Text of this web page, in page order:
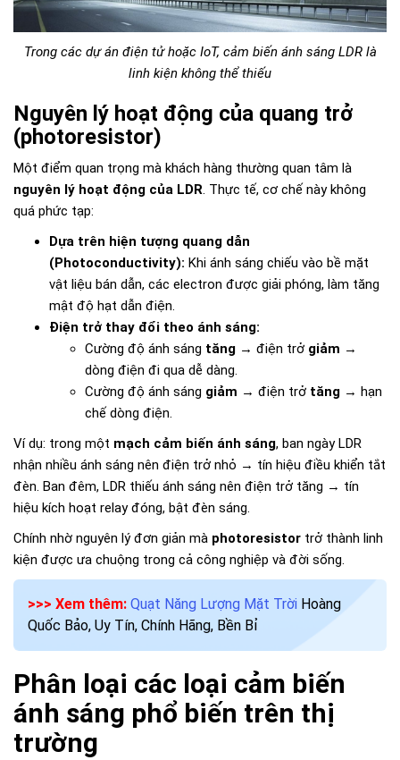
Trong các dự án điện tử hoặc IoT, cảm biến ánh sáng LDR là
linh kiện không thể thiếu
Nguyên lý hoạt động của quang trở
(photoresistor)
Một điểm quan trọng mà khách hàng thường quan tâm là
nguyên lý hoạt động của LDR. Thực tế, cơ chế này không
quá phức tạp:
Dựa trên hiện tượng quang dẫn
(Photoconductivity): Khi ánh sáng chiếu vào bề mặt
vật liệu bán dẫn, các electron được giải phóng, làm tăng
mật độ hạt dẫn điện.
Điện trở thay đổi theo ánh sáng:
Cường độ ánh sáng tăng → điện trở giảm →
dòng điện đi qua dễ dàng.
Cường độ ánh sáng giảm → điện trở tăng → hạn
chế dòng điện.
Ví dụ: trong một mạch cảm biến ánh sáng, ban ngày LDR
nhận nhiều ánh sáng nên điện trở nhỏ → tín hiệu điều khiển tắt
đèn. Ban đêm, LDR thiếu ánh sáng nên điện trở tăng → tín
hiệu kích hoạt relay đóng, bật đèn sáng.
Chính nhờ nguyên lý đơn giản mà photoresistor trở thành linh
kiện được ưa chuộng trong cả công nghiệp và đời sống.
>>> Xem thêm: Quạt Năng Lượng Mặt Trời Hoàng
Quốc Bảo, Uy Tín, Chính Hãng, Bền Bỉ
Phân loại các loại cảm biến
ánh sáng phổ biến trên thị
trường